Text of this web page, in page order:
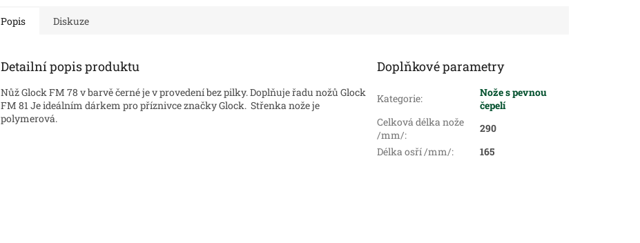
Popis Diskuze
Detailní popis produktu
Nůž Glock FM 78 v barvě černé je v provedení bez pilky. Doplňuje řadu nožů Glock
FM 81 Je ideálním dárkem pro příznivce značky Glock. Střenka nože je
polymerová.
Doplňkové parametry
Kategorie:
Nože s pevnou
čepelí
Celková délka nože
/mm/:
290
Délka osří /mm/: 165